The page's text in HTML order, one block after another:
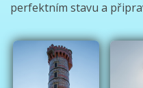
perfektním stavu a